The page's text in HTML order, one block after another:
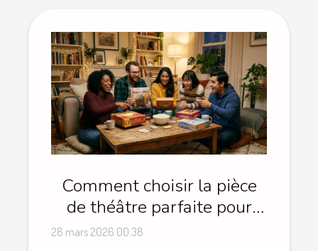
Comment choisir la pièce
de théâtre parfaite pour
une soirée réussie ?
28 mars 2026 00:38